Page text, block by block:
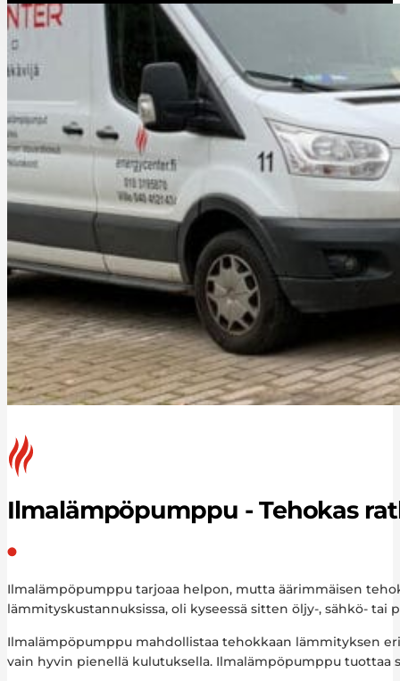
Ilmalämpöpumppu - Tehokas
Ilmalämpöpumppu tarjoaa helpon, mutta äärimmäisen
lämmityskustannuksissa, oli kyseessä sitten öljy-, sähkö-
Ilmalämpöpumppu mahdollistaa tehokkaan lämmityksen
vain hyvin pienellä kulutuksella. Ilmalämpöpumppu tuottaa